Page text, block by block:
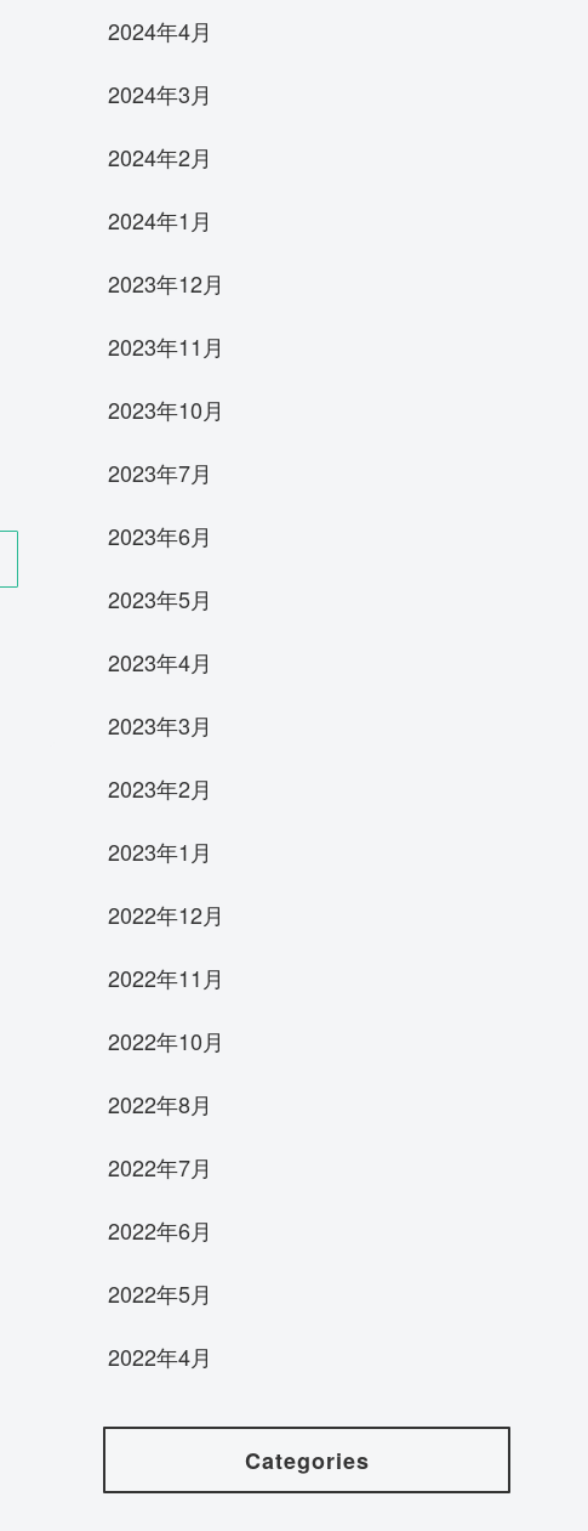
2024年4月
2024年3月
2024年2月
2024年1月
2023年12月
2023年11月
2023年10月
2023年7月
2023年6月
2023年5月
2023年4月
2023年3月
2023年2月
2023年1月
2022年12月
2022年11月
2022年10月
2022年8月
2022年7月
2022年6月
2022年5月
2022年4月
Categories